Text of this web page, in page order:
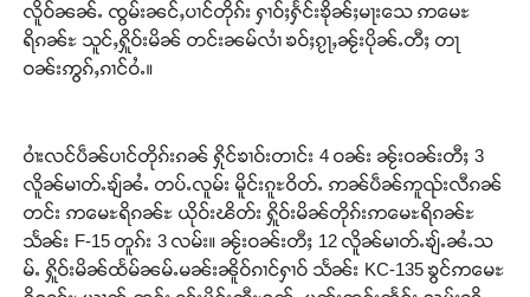
လိူဝ်ၼၼ်ႉ ၸွမ်းၼင်ႇပၢင်တိုၵ်း ႁၢဝ်ႈႁႅင်းၶိုၼ်ႈမႃးသေ ဢမေႊ
ရိၵၼ်ႊ သူင်ႇႁိူဝ်းမိၼ် တင်းၼမ်လၢႆ ၶဝ်ႈၵႂႃႇၼႂ်းပိုၼ်ႉတီႈ တႃ
ဝၼ်းဢွၵ်ႇၵၢင်ဝႆႉ။
ဝၢႆးလင်ပဵၼ်ပၢင်တိုၵ်းၵၼ် ႁိုင်ၶၢဝ်းတၢင်း 4 ဝၼ်း ၼႂ်းဝၼ်းတီႈ 3
လိူၼ်မၢတ်ႉၶျ်ၼႆႉ တပ်ႉလူမ်း မိူင်းၵူႊဝိတ်ႉ ဢၼ်ပဵၼ်ဢူၺ်းလီၵၼ်
တင်း ဢမေႊရိၵၼ်ႊ ယိုဝ်းၽိတ်း ႁိူဝ်းမိၼ်တိုၵ်းဢမေႊရိၵၼ်ႊ
သႅၼ်း F-15 တူၵ်း 3 လမ်း။ ၼႂ်းဝၼ်းတီႈ 12 လိူၼ်မၢတ်ႉၶျ်ႉၼႆႉသ
မ်ႉ ႁိူဝ်းမိၼ်ထႅမ်ၼမ်ႉမၼ်းၼိူဝ်ၵၢင်ႁၢဝ် သႅၼ်း KC-135 ၶွင်ဢမေႊ